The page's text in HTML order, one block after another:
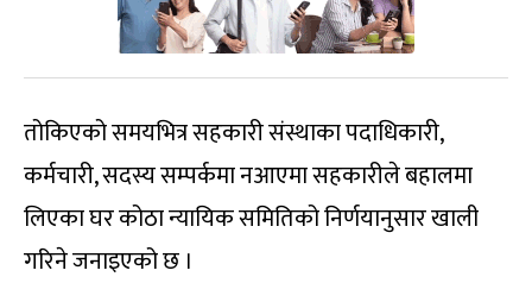
तोकिएको समयभित्र सहकारी संस्थाका पदाधिकारी,
कर्मचारी, सदस्य सम्पर्कमा नआएमा सहकारीले बहालमा
लिएका घर कोठा न्यायिक समितिको निर्णयानुसार खाली
गरिने जनाइएको छ ।